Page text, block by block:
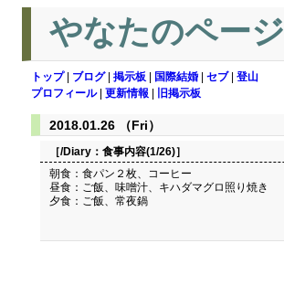
やなたのページ
トップ| ブログ| 掲示板 国際結婚 セブ| 登山
プロフィール| 更新情報 旧掲示板
2018.01.26 （Fri）
［/Diary： 食事内容(1/26)］
朝食：食パン２枚、コーヒー
昼食：ご飯、味噌汁、キハダマグロ照り焼き
夕食：ご飯、常夜鍋